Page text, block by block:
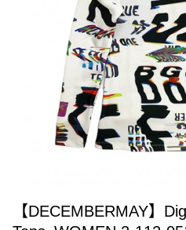
【DECEMBERMAY】